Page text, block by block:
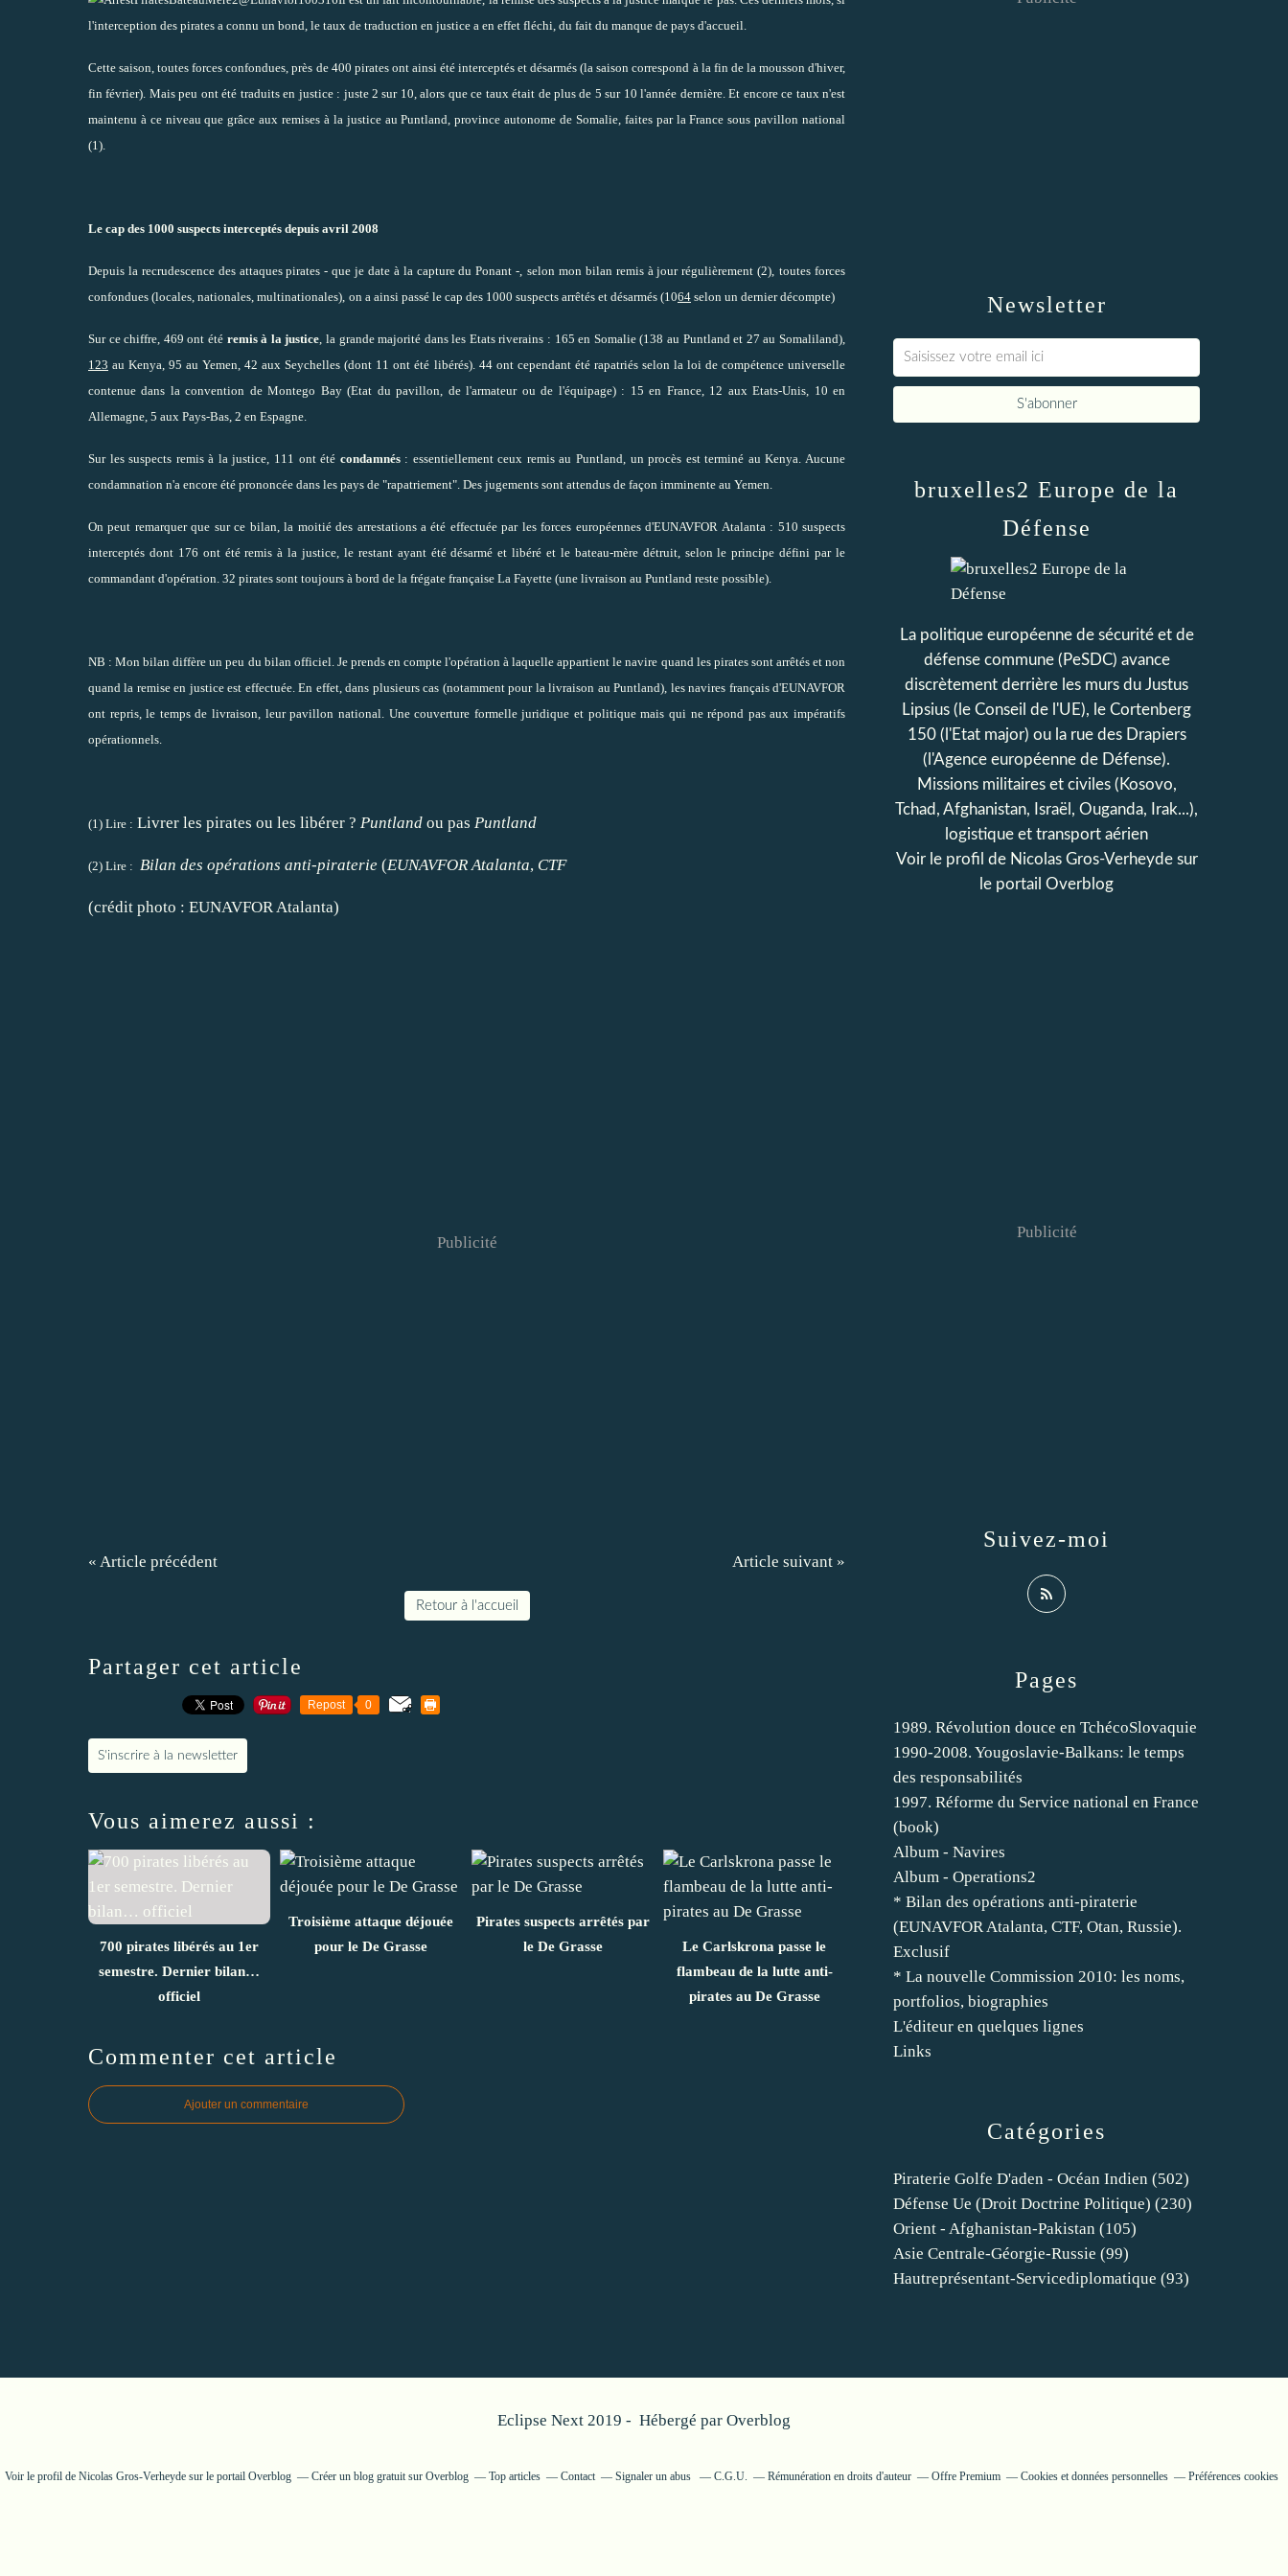
l'interception des pirates a connu un bond, le taux de traduction en justice a en effet fléchi, du fait du manque de pays d'accueil.
Cette saison, toutes forces confondues, près de 400 pirates ont ainsi été interceptés et désarmés (la saison correspond à la fin de la mousson d'hiver,
fin février). Mais peu ont été traduits en justice : juste 2 sur 10, alors que ce taux était de plus de 5 sur 10 l'année dernière. Et encore ce taux n'est
maintenu à ce niveau que grâce aux remises à la justice au Puntland, province autonome de Somalie, faites par la France sous pavillon national
(1 ).
Le cap des 1000 suspects interceptés depuis avril 2008
Depuis la recrudescence des attaques pirates - que je date à la capture du Ponant -, selon mon bilan remis à jourrégulièrement (2), toutes forces
confondues (locales, nationales, multinationales) on a ainsi passé le cap des 1000 suspects arrêtés et désarmés (1064 selon un dernier décompte)
Sur ce chiffre, 469 ont été remis à la justice , la grande majorité dans les Etats riverains : 165 en Somalie (138 au Puntland et 27 au Somaliland),
123 au Kenya, 95 au Yemen, 42 aux Seychelles (dont 11 ont été libérés). 44 ont cependant été rapatriés selon la loi de compétence universelle
contenue dans la convention de Montego Bay (Etat du pavillon, de l'armateur ou de l'équipage) : 15 en France, 12 aux Etats-Unis, 10 en
Allemagne, 5 aux Pays-Bas, 2 en Espagne.
Sur les suspects remis à la justice, 111 ont été condamnés: essentiellement ceux remis au Puntland, un procès est terminé au Kenya. Aucune
condamnation n'a encore été prononcée dans les pays de "rapatriement". Des jugements sont attendus de façon imminente au Yemen.
On peut remarquer que sur ce bilan, la moitié des arrestations a été effectuée par les forces européennes d'EUNAVFOR Atalanta : 510 suspects
interceptés dont 176 ont été remis à la justice, le restant ayant été désarmé et libéré et le bateau-mère détruit, selon le principe défini par le
commandant d'opération. 32 pirates sont toujours à bord de la frégate française La Fayette (une livraison au Puntland reste possible).
NB : Mon bilan diffère un peu du bilan officiel. Je prends en compte l'opération à laquelle appartient le navire quand les pirates sont arrêtés et non
quand la remise en justice est effectuée. En effet, dans plusieurs cas (notamment pour la livraison au Puntland), les navires français d'EUNAVFOR
ont repris, le temps de livraison, leur pavillon national. Une couverture formelle juridique et politique mais qui ne répond pas aux impératifs
opérationnels.
(1) Lire : Livrer les pirates ou les libérer ? Puntland ou pas Puntland
(2) Lire : Bilan des opérations anti-piraterie (EUNAVFOR Atalanta, CTF
(crédit photo : EUNAVFOR Atalanta)
Publicité
« Article précédent Article suivant »
Retour à l'accueil
Partager cet article
Repost 0
S'inscrire à la newsletter
Vous aimerez aussi :
700 pirates libérés au 1er
semestre. Dernier bilan…
officiel
Troisième attaque déjouée
pour le De Grasse
Pirates suspects arrêtés par
le De Grasse
Le Carlskrona passe le
flambeau de la lutte anti-
pirates au De Grasse
Commenter cet article
Ajouter un commentaire
Newsletter
Catégories
Piraterie Golfe D'aden - Océan Indien (502)
Défense Ue (droit Doctrine Politique) (230)
Orient - Afghanistan-Pakistan (105)
Asie Centrale-Géorgie-Russie (99)
Hautreprésentant-Servicediplomatique (93)
Pages
1989. Révolution douce en TchécoSlovaquie
1990-2008. Yougoslavie-Balkans: le temps
des responsabilités
1997. Réforme du Service national en France
(book)
Album - Navires
Album - Operations2
* Bilan des opérations anti-piraterie
(EUNAVFOR Atalanta, CTF, Otan, Russie).
Exclusif
* La nouvelle Commission 2010: les noms,
portfolios, biographies
L'éditeur en quelques lignes
Links
bruxelles2 Europe de la
Défense
La politique européenne de sécurité et de
défense commune (PeSDC) avance
discrètement derrière les murs du Justus
Lipsius (le Conseil de l'UE), le Cortenberg
150 (l'Etat major) ou la rue des Drapiers
(l'Agence européenne de Défense).
Missions militaires et civiles (Kosovo,
Tchad, Afghanistan, Israël, Ouganda, Irak...),
logistique et transport aérien
Voir le profil de Nicolas Gros-Verheydesur
le portail Overblog
Suivez-moi
Publicité
Eclipse Next 2019 - Hébergé par Overblog
Voir le profil de Nicolas Gros-Verheydesur le portail Overblog Créer un blog gratuit sur Overblog Top articles Contact Signaler un abus C.G.U. Rémunération en droits d'auteur Offre Premium Cookies et données personnelles Préférences cookies